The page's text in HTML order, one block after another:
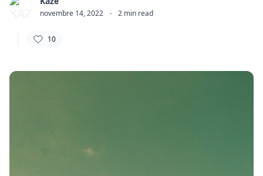
novembre 14, 2022 · 2 min read
10